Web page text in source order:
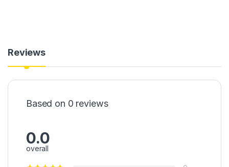
Reviews
Based on 0 reviews
0.0
overall